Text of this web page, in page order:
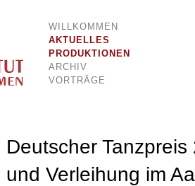
Bremen
WILLKOMMEN
AKTUELLES
PRODUKTIONEN
ARCHIV
VORTRÄGE
Deutscher
und Verleihung im